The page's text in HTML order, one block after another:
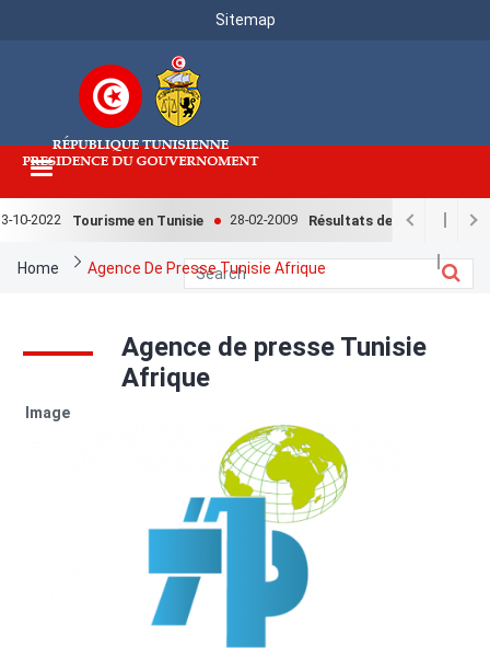
Menu
Sitemap
10-2022 Tourisme en Tunisie 28-02-2009 Résultats de l'enquête
Breadcrumb
Home Agence De Presse Tunisie Afrique
Agence de presse Tunisie
Afrique
Image